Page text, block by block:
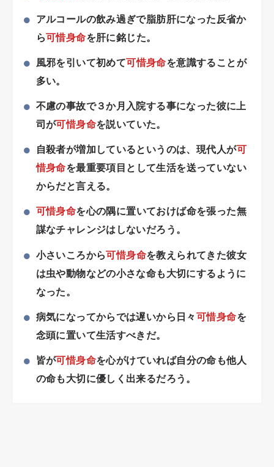
アルコールの飲み過ぎで脂肪肝になった反省か
ら可惜身命を肝に銘じた。
風邪を引いて初めて可惜身命を意識することが
多い。
不慮の事故で３か月入院する事になった彼に上
司が可惜身命を説いていた。
自殺者が増加しているというのは、現代人が可
惜身命を最重要項目として生活を送っていない
からだと言える。
可惜身命を心の隅に置いておけば命を張った無
謀なチャレンジはしないだろう。
小さいころから可惜身命を教えられてきた彼女
は虫や動物などの小さな命も大切にするように
なった。
病気になってからでは遅いから日々可惜身命を
念頭に置いて生活すべきだ。
皆が可惜身命を心がけていれば自分の命も他人
の命も大切に優しく出来るだろう。